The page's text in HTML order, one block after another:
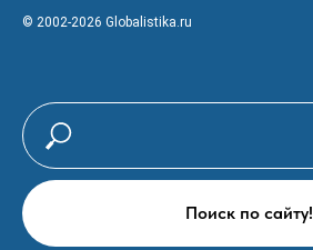
© 2002-2026 Globalistika.ru
Поиск по сайту!